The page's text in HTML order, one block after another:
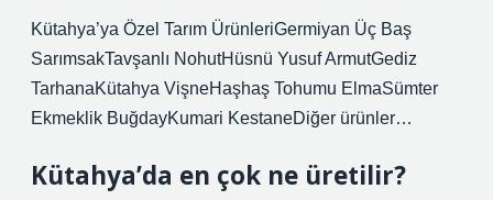
Kütahya’ya Özel Tarım Ürünleri​Germiyan Üç Baş
Sarımsak​Tavşanlı Nohut​Hüsnü Yusuf Armut​Gediz
Tarhana​Kütahya Vişne​Haşhaş Tohumu Elma​Sümter
Ekmeklik Buğday​Kumari Kestane​Diğer ürünler…
Kütahya’da en çok ne üretilir?